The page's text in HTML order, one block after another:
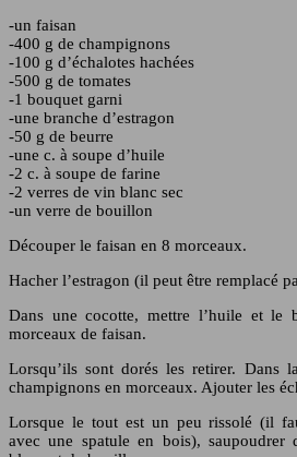
-un faisan
-400 g de champignons
-100 g d’échalotes hachées
-500 g de tomates
-1 bouquet garni
-une branche d’estragon
-50 g de beurre
-une c. à soupe d’huile
-2 c. à soupe de farine
-2 verres de vin blanc sec
-un verre de bouillon
Découper le faisan en 8 morceaux.
Hacher l’estragon (il peut être remplacé
Dans une cocotte, mettre l’huile et le
morceaux de faisan.
Lorsqu’ils sont dorés les retirer. Dans
champignons en morceaux. Ajouter les
Lorsque le tout est un peu rissolé (il
avec une spatule en bois),